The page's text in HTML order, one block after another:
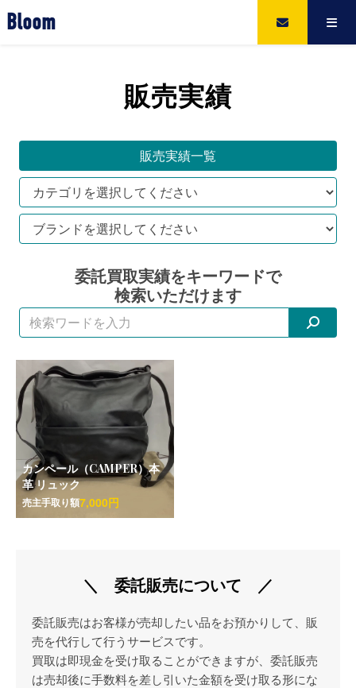
Bloom
販売実績
販売実績一覧
委託買取実績をキーワードで
検索いただけます
カンペール（CAMPER）本
革 リュック
売主手取り額7,000円
＼ 委託販売について ／
委託販売はお客様が売却したい品をお預かりして、販
売を代行して行うサービスです。
買取は即現金を受け取ることができますが、委託販売
は売却後に手数料を差し引いた金額を受け取る形にな